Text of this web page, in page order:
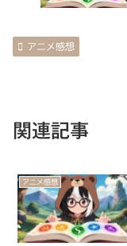
アニメ感想
関連記事
アニメ感想